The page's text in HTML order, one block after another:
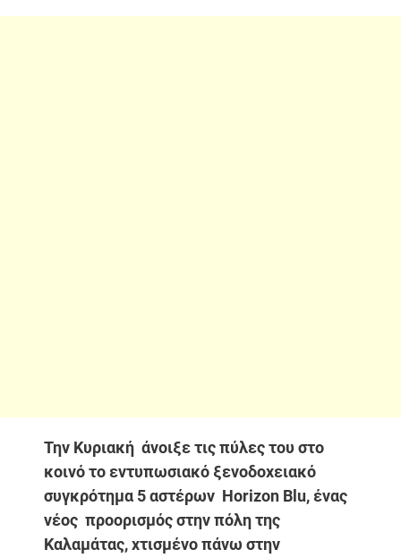
Την Κυριακή άνοιξε τις πύλες του στο
κοινό το εντυπωσιακό ξενοδοχειακό
συγκρότημα 5 αστέρων Horizon Blu, ένας
νέος προορισμός στην πόλη της
Καλαμάτας, χτισμένο πάνω στην